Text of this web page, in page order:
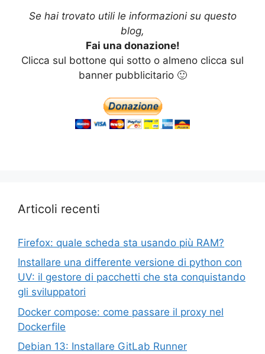
Se hai trovato utili le informazioni su questo
blog,
Fai una donazione!
Clicca sul bottone qui sotto o almeno clicca sul
banner pubblicitario 🙂
Articoli recenti
Firefox: quale scheda sta usando più RAM?
Installare una differente versione di python con
UV: il gestore di pacchetti che sta conquistando
gli sviluppatori
Docker compose: come passare il proxy nel
Dockerfile
Debian 13: Installare GitLab Runner